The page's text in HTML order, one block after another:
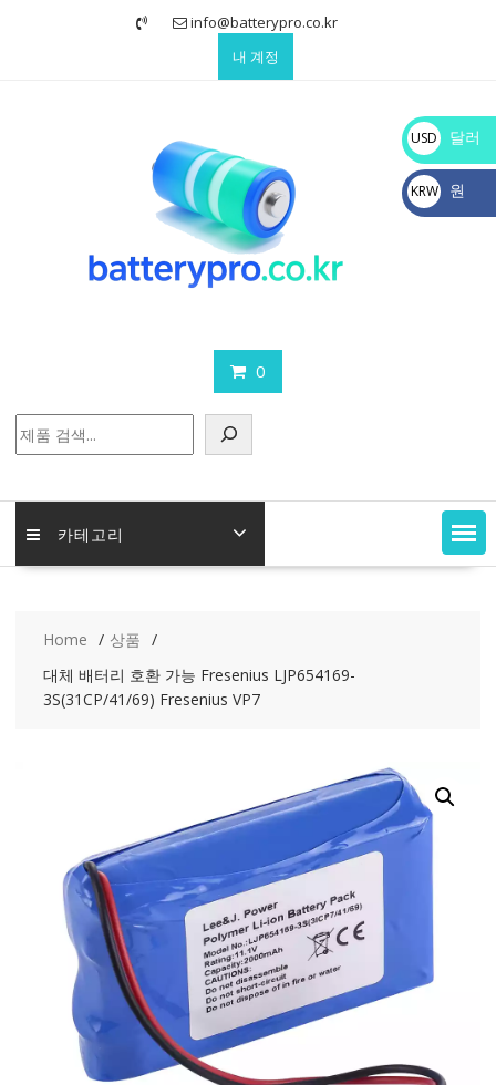
info@batterypro.co.kr
내 계정
0
색
카테고리
Home
상품
대체 배터리 호환 가능 Fresenius LJP654169-
3S(31CP/41/69) Fresenius VP7
USD
$
달러
KRW
₩
원